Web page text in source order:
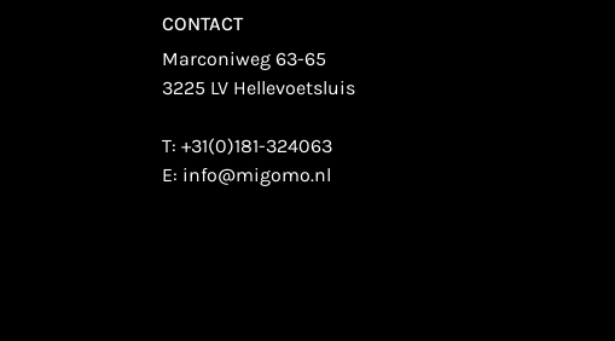
CONTACT
Marconiweg 63-65
3225 LV Hellevoetsluis
T:+31(0)181-324063
E: info@migomo.nl